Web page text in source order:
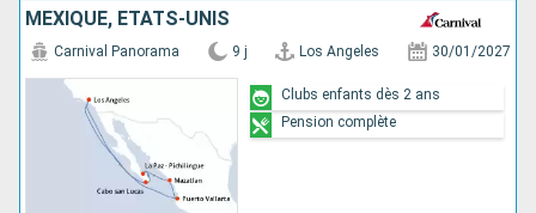
MEXIQUE, ÉTATS-UNIS
Carnival Panorama 9 j Los Angeles 30/01/2027
Clubs enfants dès 2 ans
Pension complète